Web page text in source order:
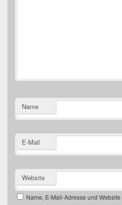
Name
E-Mail
Website
Name, E-Mail-Adresse und